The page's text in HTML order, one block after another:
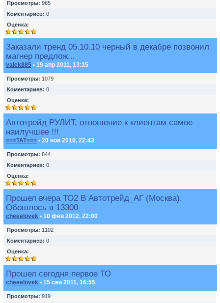
Просмотры: 965
Коментариев: 0
Оценка:
Заказали тренд 05.10.10 черный в декабре позвонил
магнер предлож...
valek885 • 19 апр 2011, 13:15
Просмотры: 1079
Коментариев: 0
Оценка:
Автотрейд РУЛИТ, отношение к клиентам самое
наилучшее !!!
===TAT=== • 20 ноя 2010, 22:43
Просмотры: 844
Коментариев: 0
Оценка:
Прошел вчера ТО2 В Автотрейд_АГ (Москва).
Обошлось в 13300
cheeelovek • 10 фев 2012, 22:00
Просмотры: 1102
Коментариев: 0
Оценка:
Прошел сегодня первое ТО
cheeelovek • 15 сен 2011, 16:55
Просмотры: 919